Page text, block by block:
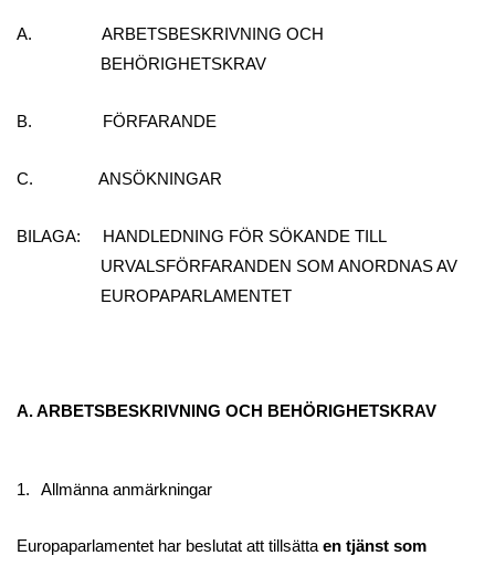
A. ARBETSBESKRIVNING OCH
BEHÖRIGHETSKRAV
B. FÖRFARANDE
C. ANSÖKNINGAR
BILAGA: HANDLEDNING FÖR SÖKANDE TILL
URVALSFÖRFARANDEN SOM ANORDNAS AV
EUROPAPARLAMENTET
A. ARBETSBESKRIVNING OCH BEHÖRIGHETSKRAV
1. Allmänna anmärkningar
Europaparlamentet har beslutat att tillsätta en tjänst som